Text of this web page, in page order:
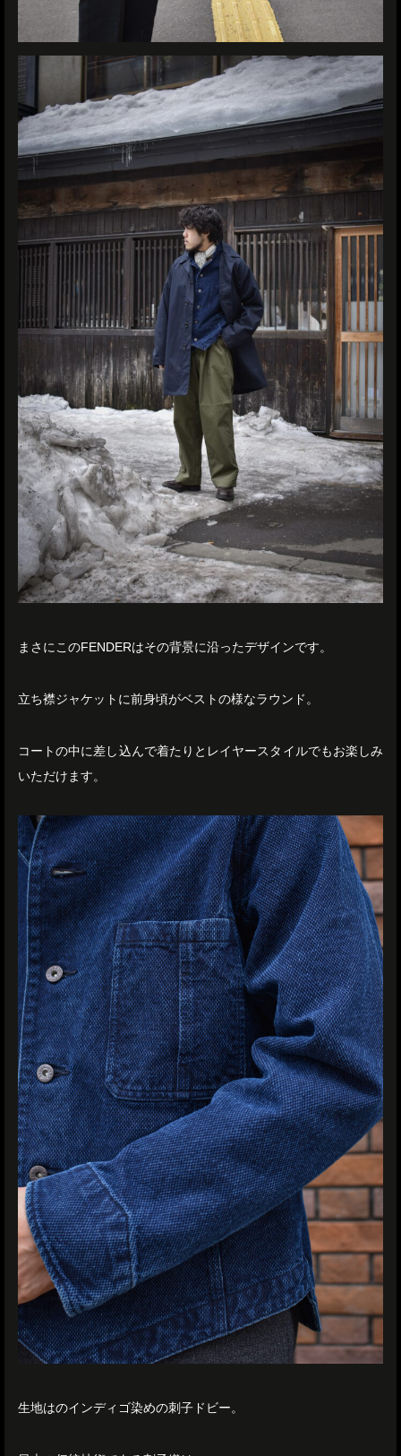
まさにこのFENDERはその背景に沿ったデザインです。
立ち襟ジャケットに前身頃がベストの様なラウンド。
コートの中に差し込んで着たりとレイヤースタイルでもお楽しみ
いただけます。
生地はのインディゴ染めの刺子ドビー。